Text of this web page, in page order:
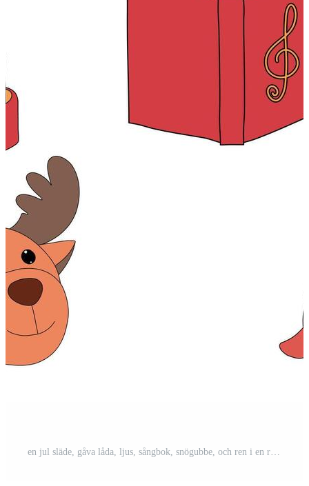
en jul släde, gåva låda, ljus, sångbok, snögubbe, och ren i en ritad för hand minimal xmas begrepp, vektor Gratis Vektor och Gratis SVG